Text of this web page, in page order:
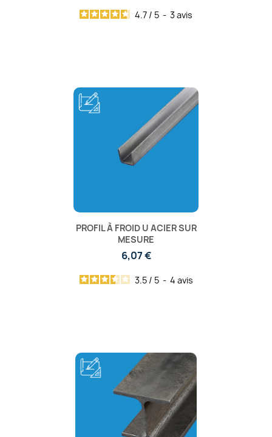
4.7 / 5 - 3avis
PROFIL À FROID U ACIER SUR
MESURE
6,07 €
3.5 / 5 - 4 avis